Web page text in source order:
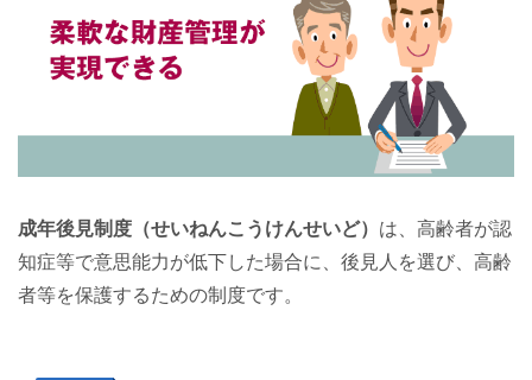
成年後見制度（せいねんこうけんせいど） は、高齢者が認
知症等で意思能力が低下した場合に、後見人を選び、高齢
者等を保護するための制度です。